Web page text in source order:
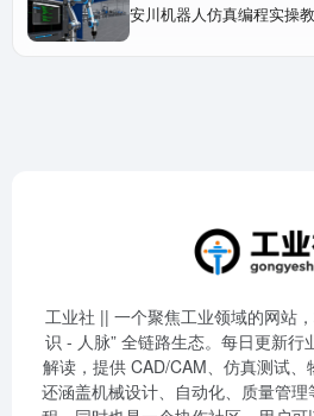
安川机器人仿真编程实操
工业社 || 一个聚焦工业领域的网站
识 - 人脉” 全链路生态。每日更新行
解读，提供 CAD/CAM、仿真测试、
还涵盖机械设计、自动化、质量管